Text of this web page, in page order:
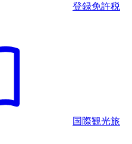
登録免許税
国際観光旅